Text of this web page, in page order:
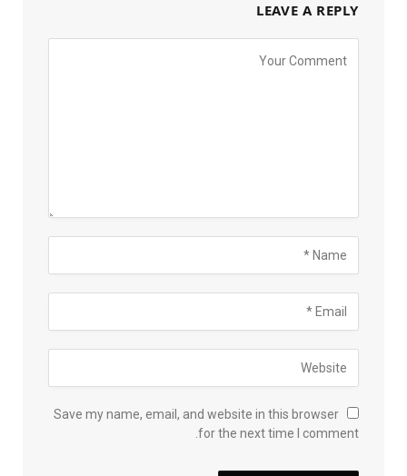
LEAVE A REPLY
Save my name, email, and website in this browser
for the next time I comment.